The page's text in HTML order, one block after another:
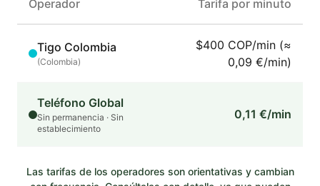
Operador Tarifa por minuto
Tigo Colombia
(Colombia)
$400 COP/min (≈
0,09 €/min)
Teléfono Global
Sin permanencia · Sin
establecimiento
0,11 €/min
Las tarifas de los operadores son orientativas y cambian